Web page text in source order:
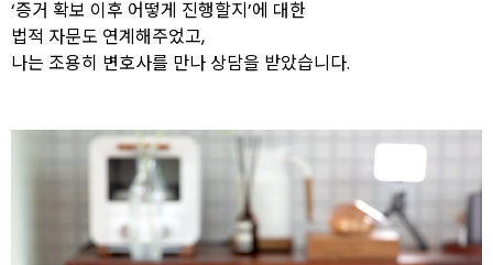
‘증거 확보 이후 어떻게 진행할지’에 대한
법적 자문도 연계해주었고,
나는 조용히 변호사를 만나 상담을 받았습니다.